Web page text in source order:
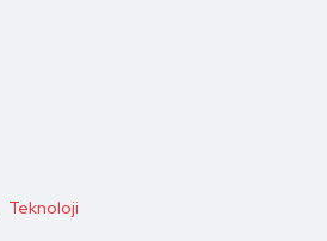
Teknoloji